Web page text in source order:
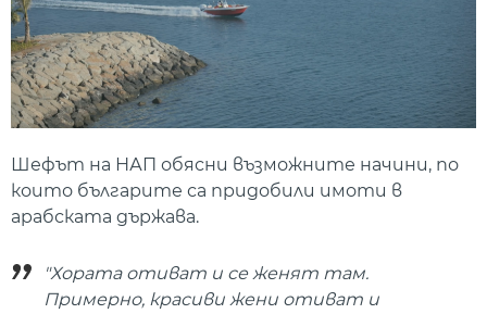
Шефът на НАП обясни възможните начини, по
които българите са придобили имоти в
арабската държава.
"Хората отиват и се женят там.
Примерно, красиви жени отиват и